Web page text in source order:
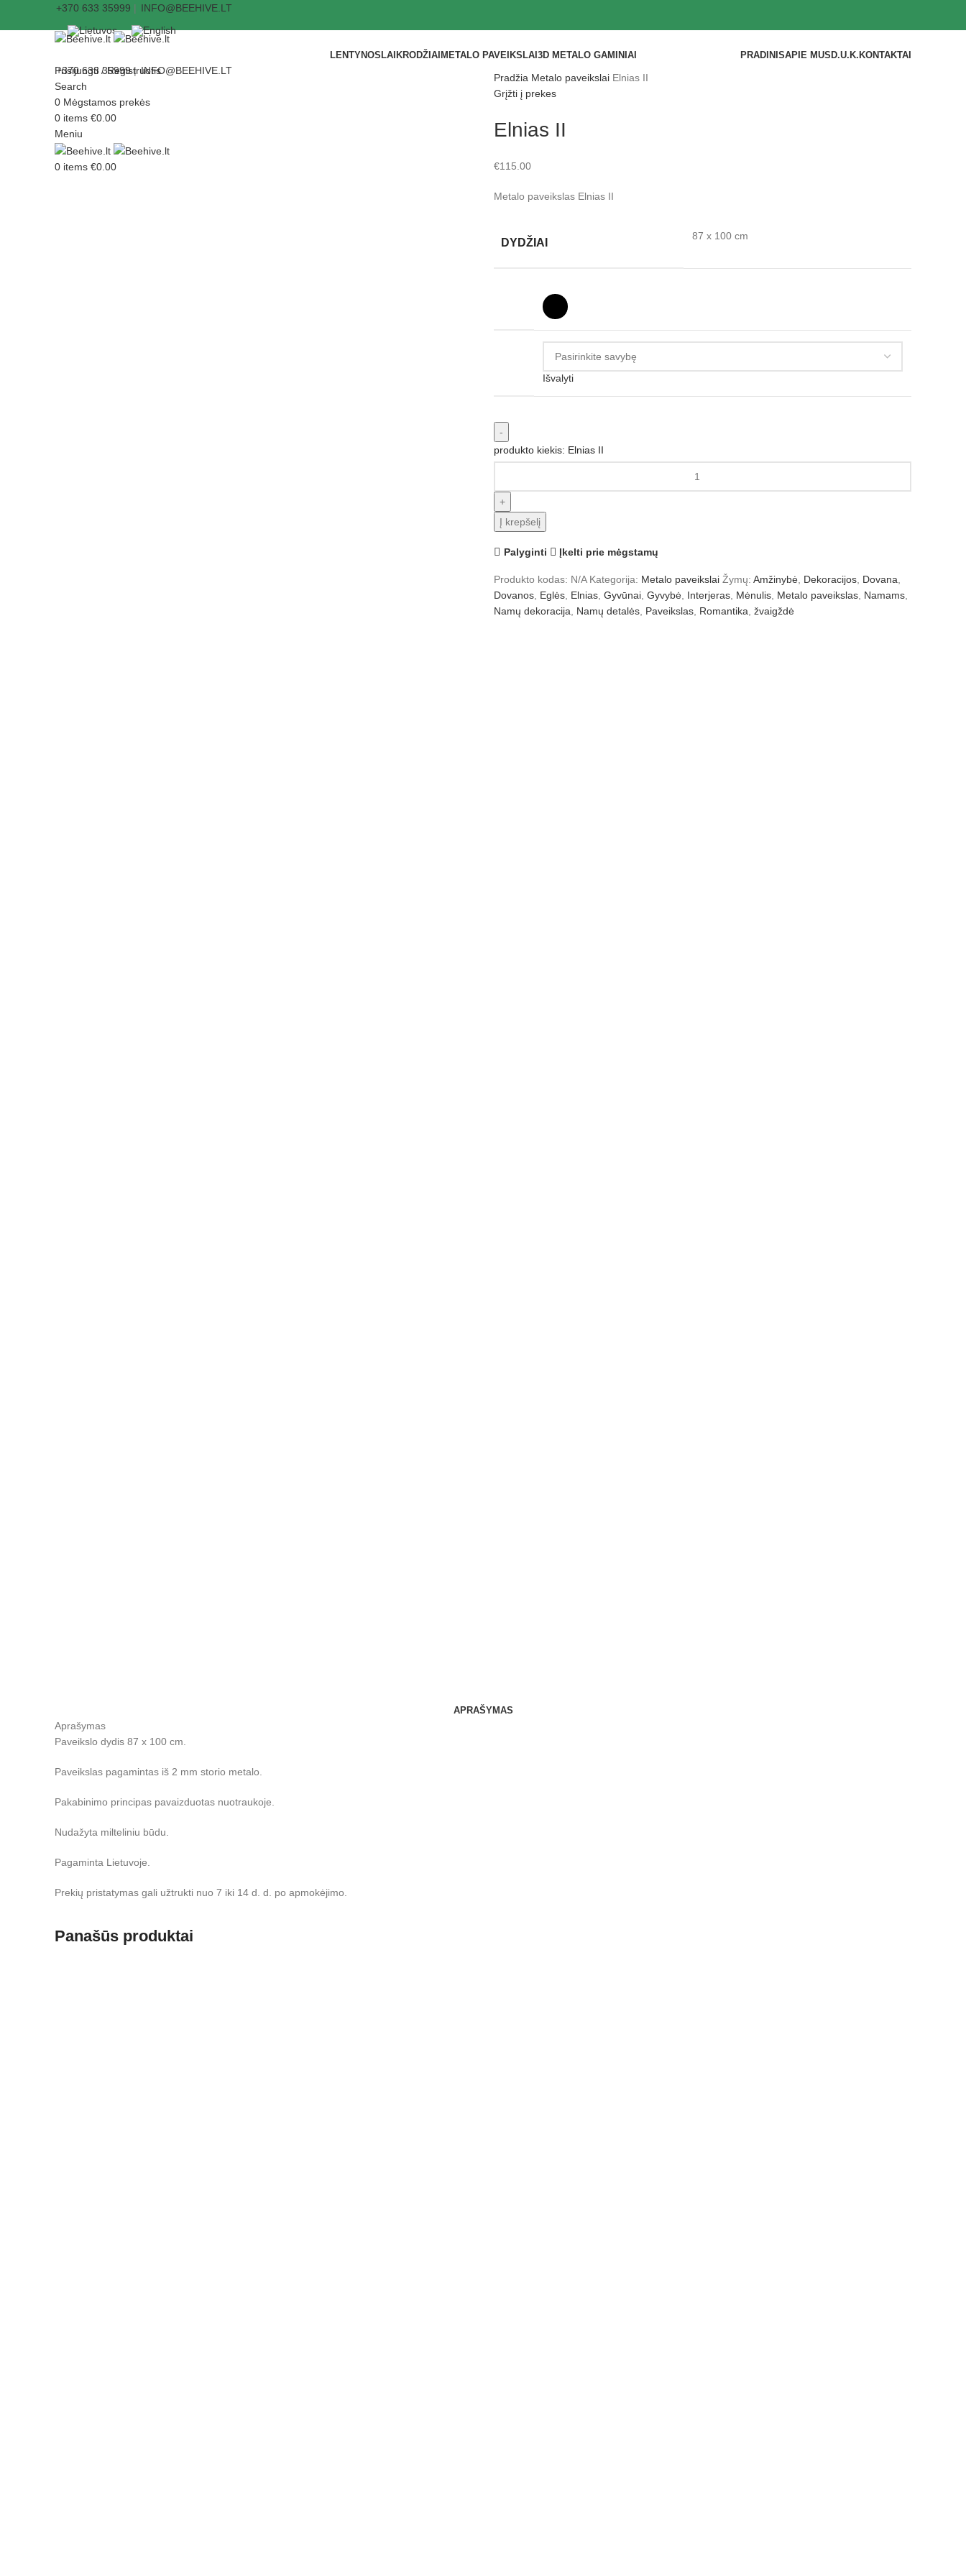
+370 633 35999 | INFO@BEEHIVE.LT
PRADINISAPIE MUS D.U.K. KONTAKTAI
+370 633 35999|INFO@BEEHIVE.LT
LENTYNOS LAIKRODŽIAI METALO PAVEIKSLAI 3D METALO GAMINIAI
Prisijungti / Registruotis
Search
0 Mėgstamos prekės
0 items €0.00
Meniu
0 items €0.00
Pradžia Metalo paveikslai Elnias II
Grįžti į prekes
Elnias II
€115.00
Metalo paveikslas Elnias II
DYDŽIAI
87 x 100 cm
Išvalyti
produkto kiekis: Elnias II
Į krepšelį
Palyginti Įkelti prie mėgstamų
Produkto kodas: N/A Kategorija: Metalo paveikslai Žymų: Amžinybė Dekoracijos Dovana
Dovanos Eglės Elnias Gyvūnai Gyvybė Interjeras Mėnulis Metalo paveikslas Namams
Namų dekoracija
Namų detalės Paveikslas Romantika žvaigždė
APRAŠYMAS
Aprašymas
Paveikslo dydis 87 x 100 cm.
Paveikslas pagamintas iš 2 mm storio metalo.
Pakabinimo principas pavaizduotas nuotraukoje.
Nudažyta milteliniu būdu.
Pagaminta Lietuvoje.
Prekių pristatymas gali užtrukti nuo 7 iki 14 d. d. po apmokėjimo.
Panašūs produktai